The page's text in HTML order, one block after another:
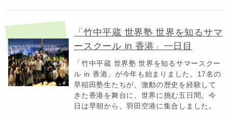
「竹中平蔵 世界塾 世界を知るサマ
ースクール in 香港」一日目
「竹中平蔵 世界塾 世界を知るサマースクー
ル in 香港」が今年も始まりました。17名の
早稲田塾生たちが、激動の歴史を経験して
きた香港を舞台に、世界に挑む五日間。今
日は早朝から、羽田空港に集合しました。